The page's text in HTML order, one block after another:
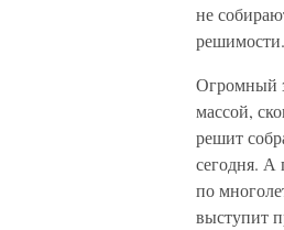
не
решимости.
Огромный
массой,
решит
сегодня. А
по
выступит